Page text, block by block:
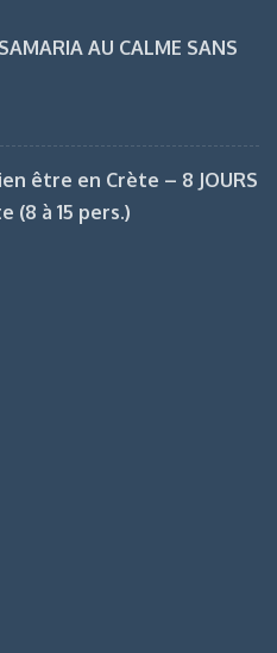
AU CALME SANS
être en Crète – 8 JOURS
(8 à 15 pers.)